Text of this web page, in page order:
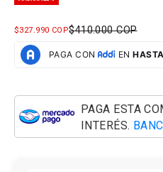
PRECIO DE OFERTA
$327.990 COPPRECIO NORMAL
$410.000 COP
PAGA ESTA
INTERÉS.